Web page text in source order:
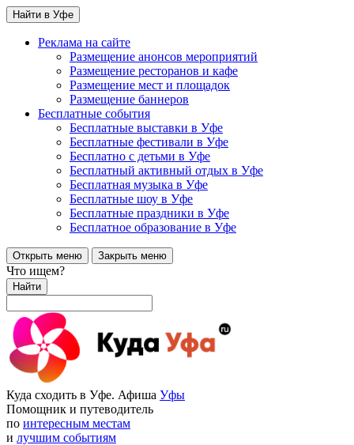
Найти в Уфе
Реклама на сайте
Размещение анонсов мероприятий
Размещение ресторанов и кафе
Размещение мест и площадок
Размещение баннеров
Бесплатные события
Бесплатные выставки в Уфе
Бесплатные фестивали в Уфе
Бесплатно с детьми в Уфе
Бесплатный активный отдых в Уфе
Бесплатная музыка в Уфе
Бесплатные шоу в Уфе
Бесплатные праздники в Уфе
Бесплатное образование в Уфе
Открыть меню Закрыть меню
Что ищем?
Найти
Куда сходить в Уфе. Афиша Уфы
Помощник и путеводитель
по интересным местам
и лучшим событиям